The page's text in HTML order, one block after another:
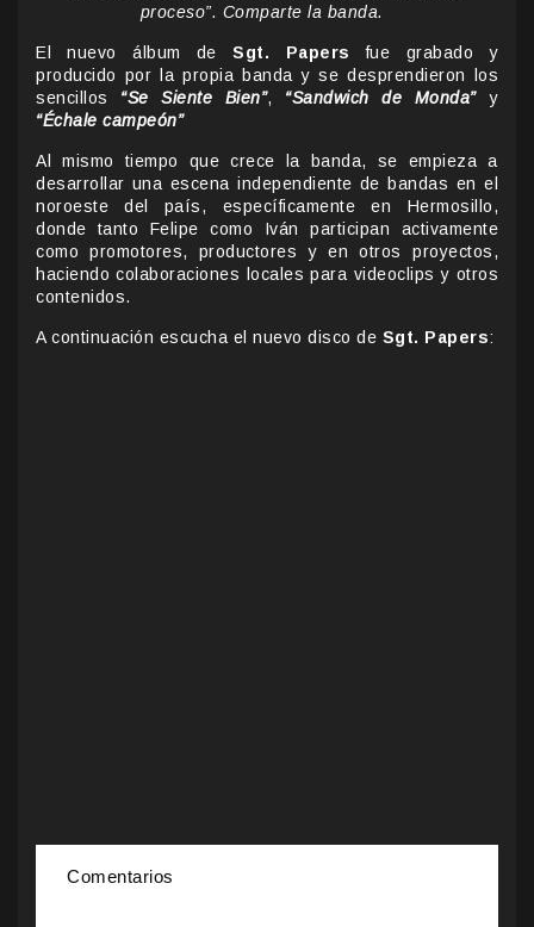
proceso”. Comparte la banda.
El nuevo álbum deSgt. Papers fue grabado y
producido por la propia banda y se desprendieron los
sencillos “Se Siente Bien”, “Sandwich de Monda”y
“Échale campeón”
Al mismo tiempo que crece la banda, se empieza a
desarrollar una escena independiente de bandas en el
noroeste del país, específicamente en Hermosillo,
donde tanto Felipe como Iván participan activamente
como promotores, productores y en otros proyectos,
haciendo colaboraciones locales para videoclips y otros
contenidos.
A continuación escucha el nuevo disco de Sgt. Papers:
Comentarios